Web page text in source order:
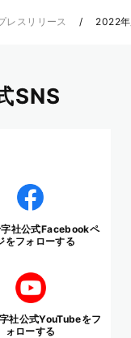
レスリリース 2022
SNS
字社公式Facebookペ
をフォローする
社公式YouTubeをフ
ォローする